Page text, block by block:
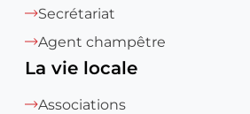
Secrétariat
Agent champêtre
La vie locale
Associations